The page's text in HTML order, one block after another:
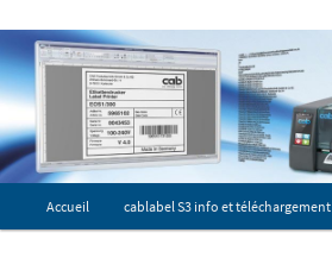
Aller au contenu principal
Aller au contenu secondaire
Accueil cablabel S3 info et téléchargement